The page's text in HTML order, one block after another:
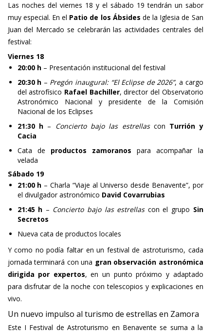
Las noches del viernes 18 y el sábado 19 tendrán un sabor
muy especial. En el Patio de los Ábsides de la Iglesia de San
Juan del Mercado se celebrarán las actividades centrales del
festival:
Viernes 18
20:00 h– Presentación institucional del festival
20:30 h – Pregón inaugural: “El Eclipse de 2026”, a cargo
del astrofísico Rafael Bachiller, director del Observatorio
Astronómico Nacional y presidente de la Comisión
Nacional de los Eclipses
21:30 h– Concierto bajo las estrellascon Turrión y
Cacia
Cata de productos zamoranos para acompañar la
velada
Sábado 19
21:00 h – Charla “Viaje al Universo desde Benavente”, por
el divulgador astronómico David Covarrubias
21:45 h – Concierto bajo las estrellascon el grupo Sin
Secretos
Nueva cata de productos locales
Y como no podía faltar en un festival de astroturismo, cada
jornada terminará con una gran observación astronómica
dirigida por expertos, en un punto próximo y adaptado
para disfrutar de la noche con telescopios y explicaciones en
vivo.
Un nuevo impulso al turismo de estrellas en Zamora
Este I Festival de Astroturismo en Benavente se suma a la